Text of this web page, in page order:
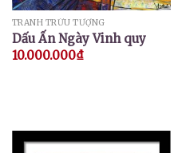
TRANH TRỪU TƯỢNG
Dấu Ấn Ngày Vinh quy
10.000.000₫